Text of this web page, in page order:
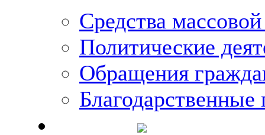
Средства
Политические
Обращения
Благодарственные